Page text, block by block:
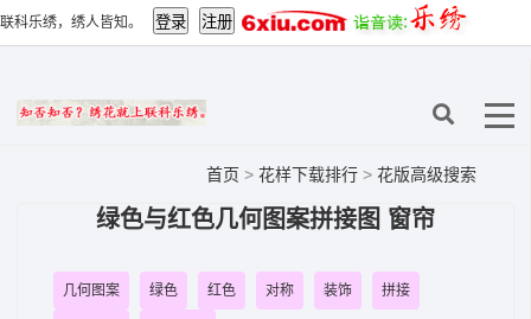
联科乐绣，绣人皆知。
首页 > 花样下载排行 > 花版高级搜索
绿色与红色几何图案拼接图 窗帘
几何图案 绿色 红色 对称 装饰 拼接